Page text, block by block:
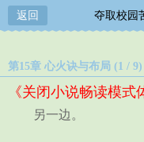
返回 夺取校园
第15章 心火诀与布局 (1 / 9)
《关闭小说畅读模式
另一边。